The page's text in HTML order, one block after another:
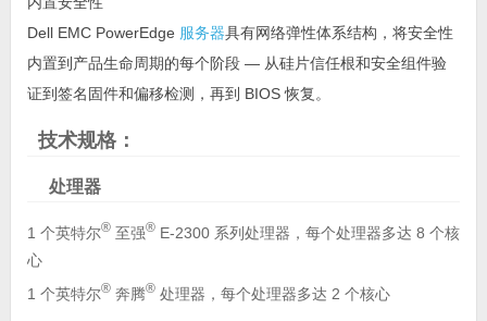
Dell EMC PowerEdge 服务器具有网络弹性体系结构，将安全性
内置到产品生命周期的每个阶段 — 从硅片信任根和安全组件验
证到签名固件和偏移检测，再到 BIOS 恢复。
技术规格：
处理器
1 个英特尔®至强®E-2300 系列处理器，每个处理器多达 8 个核
心
1 个英特尔®奔腾®处理器，每个处理器多达 2 个核心